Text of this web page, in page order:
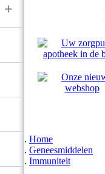
+
Home
Geneesmiddelen
Immuniteit